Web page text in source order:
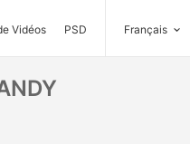
Vidéos PSD Français